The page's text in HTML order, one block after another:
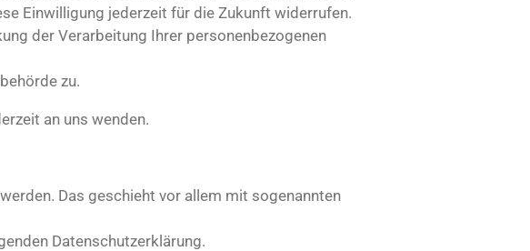
Einwilligung jederzeit für die Zukunft widerrufen.
der Verarbeitung Ihrer personenbezogenen
zu.
an uns wenden.
Das geschieht vor allem mit sogenannten
Datenschutzerklärung.